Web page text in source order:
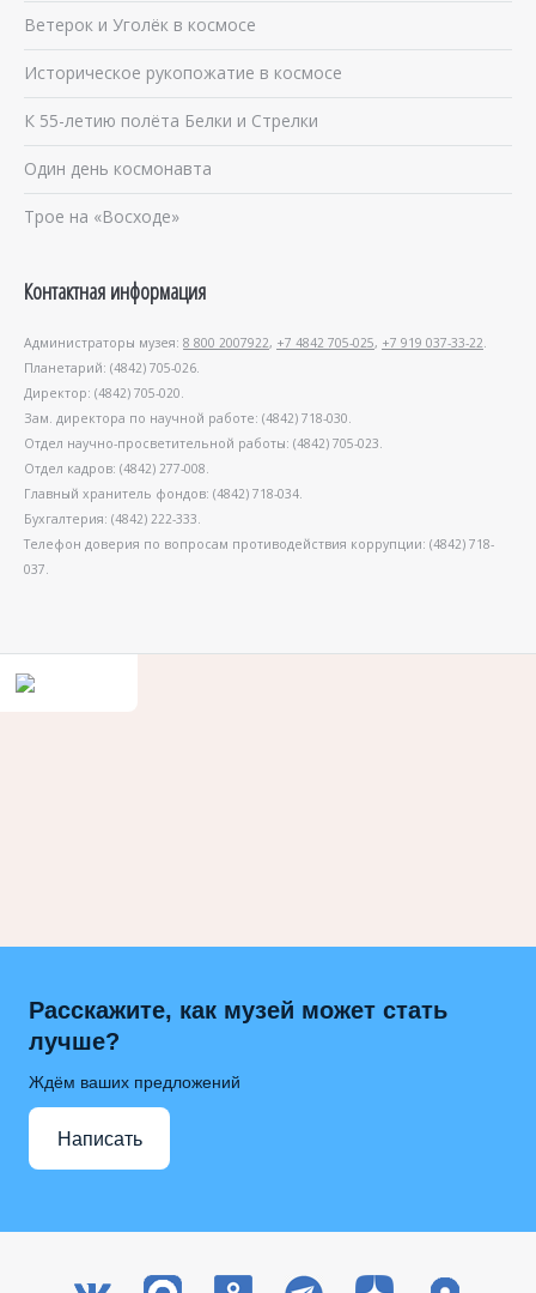
Ветерок и Уголёк в космосе
Историческое рукопожатие в космосе
К 55-летию полёта Белки и Стрелки
Один день космонавта
Трое на «Восходе»
Контактная информация
Администраторы музея: 8 800 2007922, +7 4842 705-025, +7 919 037-33-22.
Планетарий: (4842) 705-026.
Директор: (4842) 705-020.
Зам. директора по научной работе: (4842) 718-030.
Отдел научно-просветительной работы: (4842) 705-023.
Отдел кадров: (4842) 277-008.
Главный хранитель фондов: (4842) 718-034.
Бухгалтерия: (4842) 222-333.
Телефон доверия по вопросам противодействия коррупции: (4842) 718-
037.
Расскажите, как музей может стать
лучше?
Ждём ваших предложений
Написать